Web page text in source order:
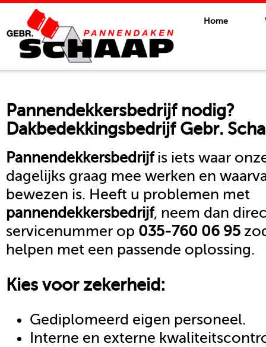
Home
Pannendekkersbedrijfnodig?
Dakbedekkingsbedrijf Gebr.
Pannendekkersbedrijfis iets waar
dagelijks graag mee werken en
bewezen is. Heeft u problemen met
pannendekkersbedrijf, neem dan
servicenummer op 035-760 06 95
helpen met een passende oplossing.
Kies voor zekerheid:
Gediplomeerd eigen personeel.
Interne en externe